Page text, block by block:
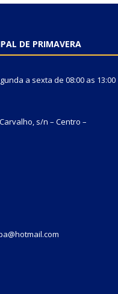
DE PRIMAVERA
a sexta de 08:00 as 13:00
s/n – Centro –